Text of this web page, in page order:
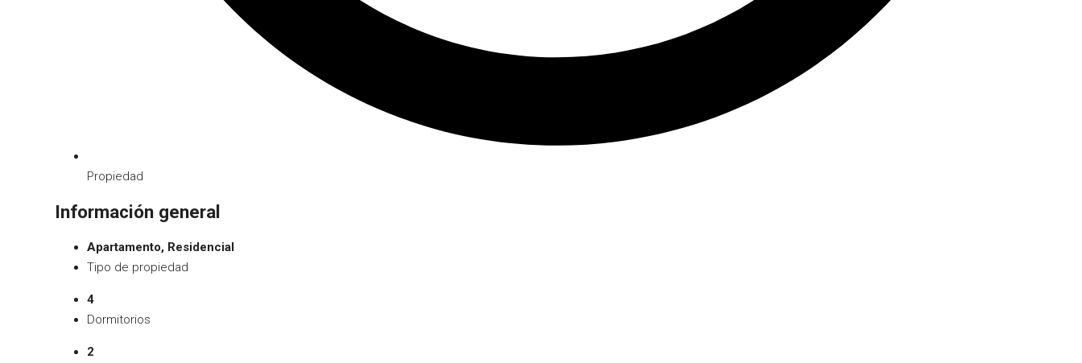
Propiedad
Información general
Apartamento, Residencial
Tipo de propiedad
4
Dormitorios
2